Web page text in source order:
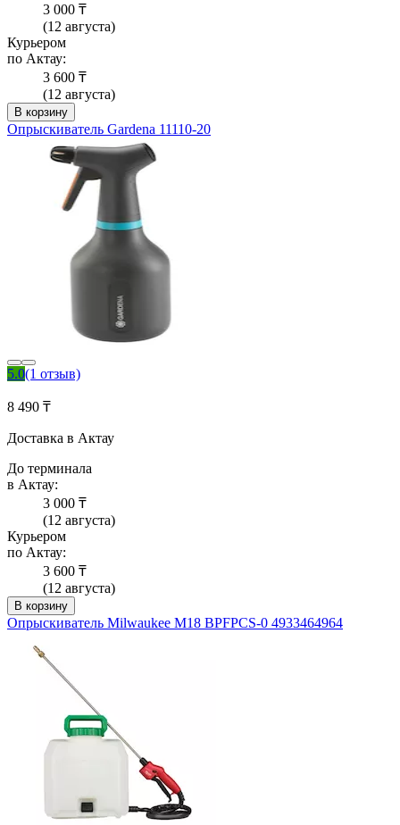
3 000 ₸
(12 августа)
Курьером
по Актау:
3 600 ₸
(12 августа)
В корзину
Опрыскиватель Gardena 11110-20
5.0(1 отзыв)
8 490 ₸
Доставка в Актау
До терминала
в Актау:
3 000 ₸
(12 августа)
Курьером
по Актау:
3 600 ₸
(12 августа)
В корзину
Опрыскиватель Milwaukee M18 BPFPCS-0 4933464964